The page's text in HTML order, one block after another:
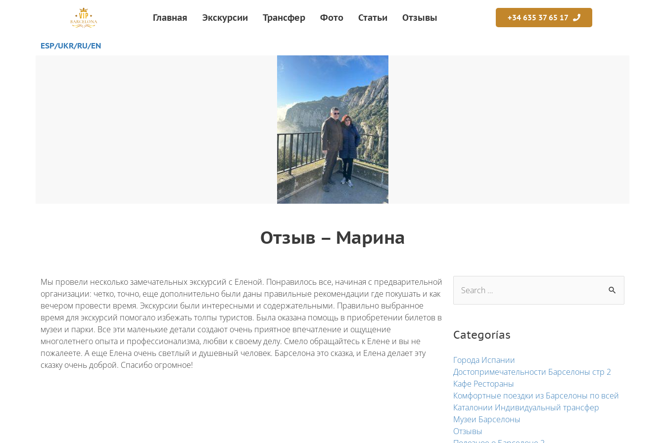
Главная Экскурсии Трансфер Фото Статьи Отзывы +34 635 37 65 17
ESP/UKR/RU/EN
Отзыв – Марина
Мы провели несколько замечательных экскурсий с Еленой. Понравилось все, начиная с предварительной
организации: четко, точно, еще дополнительно были даны правильные рекомендации где покушать и как
вечером провести время. Экскурсии были интересными и содержательными. Правильно выбранное
время для экскурсий помогало избежать толпы туристов. Была оказана помощь в приобретении билетов в
музеи и парки. Все эти маленькие детали создают очень приятное впечатление и ощущение
многолетнего опыта и профессионализма, любви к своему делу. Смело обращайтесь к Елене и вы не
пожалеете. А еще Елена очень светлый и душевный человек. Барселона это сказка, и Елена делает эту
сказку очень доброй. Спасибо огромное!
Categorías
Города Испании
Достопримечательности Барселоны стр 2
Кафе Рестораны
Комфортные поездки из Барселоны по всей
Каталонии Индивидуальный трансфер
Музеи Барселоны
Отзывы